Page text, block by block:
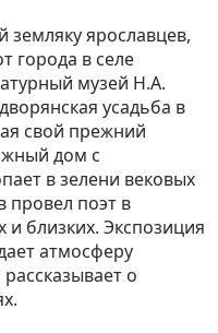
ярославцев,
города в селе
музей Н.А.
усадьба в
свой прежний
дом с
в зелени вековых
провел поэт в
и близких. Экспозиция
атмосферу
о